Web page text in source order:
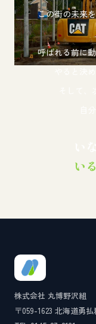
この街の未来
呼ばれる前に
い
株式会社 丸博野沢組
〒059-1623 北海道勇